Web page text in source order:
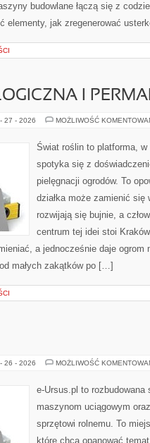
budowlane łączą się z
elementy, jak zregenerować
I
27 - 2026 MOŻLIWOŚĆ
Świat roślin to platforma, w
spotyka się z
pielęgnacji ogrodów. To
działka może zamienić
rozwijają się bujnie, a
centrum tej idei stoi
a jednocześnie daje ogrom
małych zakątków po […]
26 - 2026 MOŻLIWOŚĆ
e-Ursus.pl to rozbudowana
maszynom uciągowym
sprzętowi rolnemu. To
które chcą opanować